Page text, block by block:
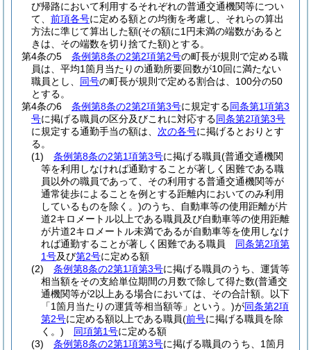
び帰路において利用するそれぞれの普通交通機関等につい
て、 前項各号に定める額との均衡を考慮し、それらの算出
方法に準じて算出した額(その額に1円未満の端数があると
きは、その端数を切り捨てた額)とする。
第4条の5
条例第8条の2第2項第2号の町長が規則で定める職
員は、平均1箇月当たりの通勤所要回数が10回に満たない
職員とし、 同号の町長が規則で定める割合は、100分の50
とする。
第4条の6
条例第8条の2第2項第3号に規定する同条第1項第3
号に掲げる職員の区分及びこれに対応する同条第2項第3号
に規定する通勤手当の額は、 次の各号に掲げるとおりとす
る。
(1)
条例第8条の2第1項第3号に掲げる職員(普通交通機関
等を利用しなければ通勤することが著しく困難である職
員以外の職員であって、その利用する普通交通機関等が
通常徒歩によることを例とする距離内においてのみ利用
しているものを除く。)のうち、自動車等の使用距離が片
道2キロメートル以上である職員及び自動車等の使用距離
が片道2キロメートル未満であるが自動車等を使用しなけ
れば通勤することが著しく困難である職員 同条第2項第
1号及び第2号に定める額
(2)
条例第8条の2第1項第3号に掲げる職員のうち、運賃等
相当額をその支給単位期間の月数で除して得た数(普通交
通機関等が2以上ある場合においては、その合計額。以下
「1箇月当たりの運賃等相当額等」という。)が同条第2項
第2号に定める額以上である職員(前号に掲げる職員を除
く。)
同項第1号に定める額
(3)
条例第8条の2第1項第3号に掲げる職員のうち、1箇月